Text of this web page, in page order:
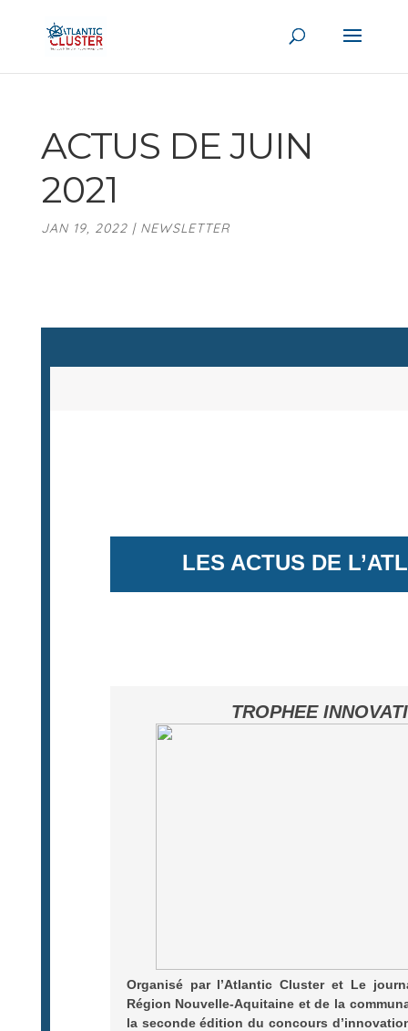
ACTUS DE JUIN
2021
JAN 19, 2022| NEWSLETTER
LES ACTUS DE
TROPHEE
Organisé par l’Atlantic Cluster et Le
Région Nouvelle-Aquitaine et de la
la seconde édition du concours